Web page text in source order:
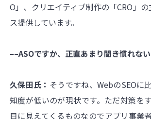
O」、クリエイティブ制作の「CRO」
ス提供しています。
––ASOですか、正直あまり聞き慣れない
久保田氏： そうですね、WebのSEOに
知度が低いのが現状です。ただ対策を
目に見えてくるものなのでアプリ事業